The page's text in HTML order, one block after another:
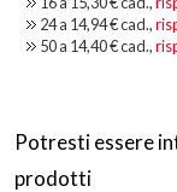
24 a 14,94 €cad.,
50 a 14,40 €cad.,
Potresti essere
prodotti